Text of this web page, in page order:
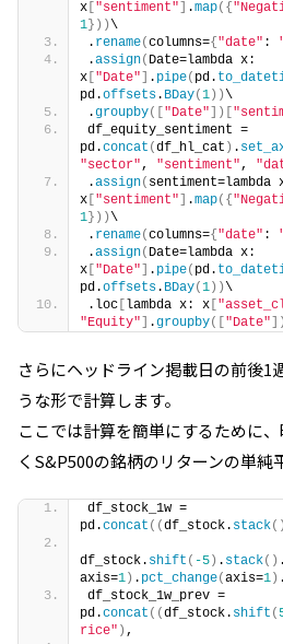
x ["sentiment"] .map({
1}))\
. rename(columns={"date" :
.assign( Date=lambda x:
x ["Date"] . pipe( pd.
pd.offsets. BDay(1))\
.groupby(["Date"])[
df_equity_sentiment =
pd.concat (df_hl_cat ) .
"sector" , "sentiment" ,
.assign( sentiment=lambda
x ["sentiment"] .map({
1}))\
. rename(columns={"date" :
.assign( Date=lambda x:
x ["Date"] . pipe( pd.
pd.offsets. BDay(1))\
.loc [lambda x: x [
"Equity"] .groupby(["Date"
さらにヘッドライン掲載日の前後1
うな形で計算します。
ここでは計算を簡単にするために
く S&P500の銘柄のリターンの単純
df_stock_1w =
pd.concat ((df_stock. stack()
df_stock. shift ( -5) . stack() .
axis=1) . pct_change(axis=1) .
df_stock_1w_prev =
pd.concat ((df_stock. shift (
rice" ) ,